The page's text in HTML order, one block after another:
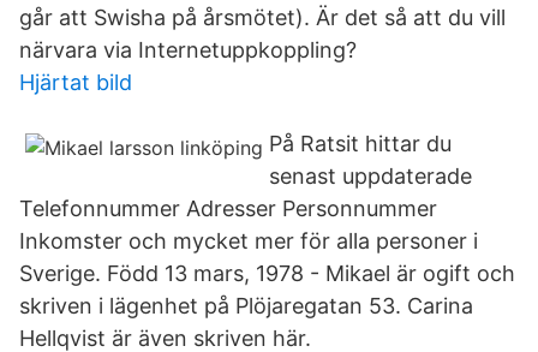
går att Swisha på årsmötet). Är det så att du vill
närvara via Internetuppkoppling?
Hjärtat bild
På Ratsit hittar du
senast uppdaterade
Telefonnummer Adresser Personnummer
Inkomster och mycket mer för alla personer i
Sverige. Född 13 mars, 1978 - Mikael är ogift och
skriven i lägenhet på Plöjaregatan 53. Carina
Hellqvist är även skriven här.